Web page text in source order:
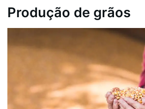
Produção de grãos